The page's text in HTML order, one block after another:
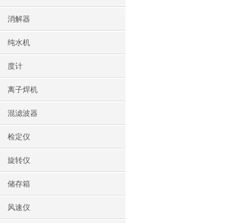
消解器
纯水机
度计
离子焊机
混滤波器
检定仪
旋转仪
储存箱
风速仪